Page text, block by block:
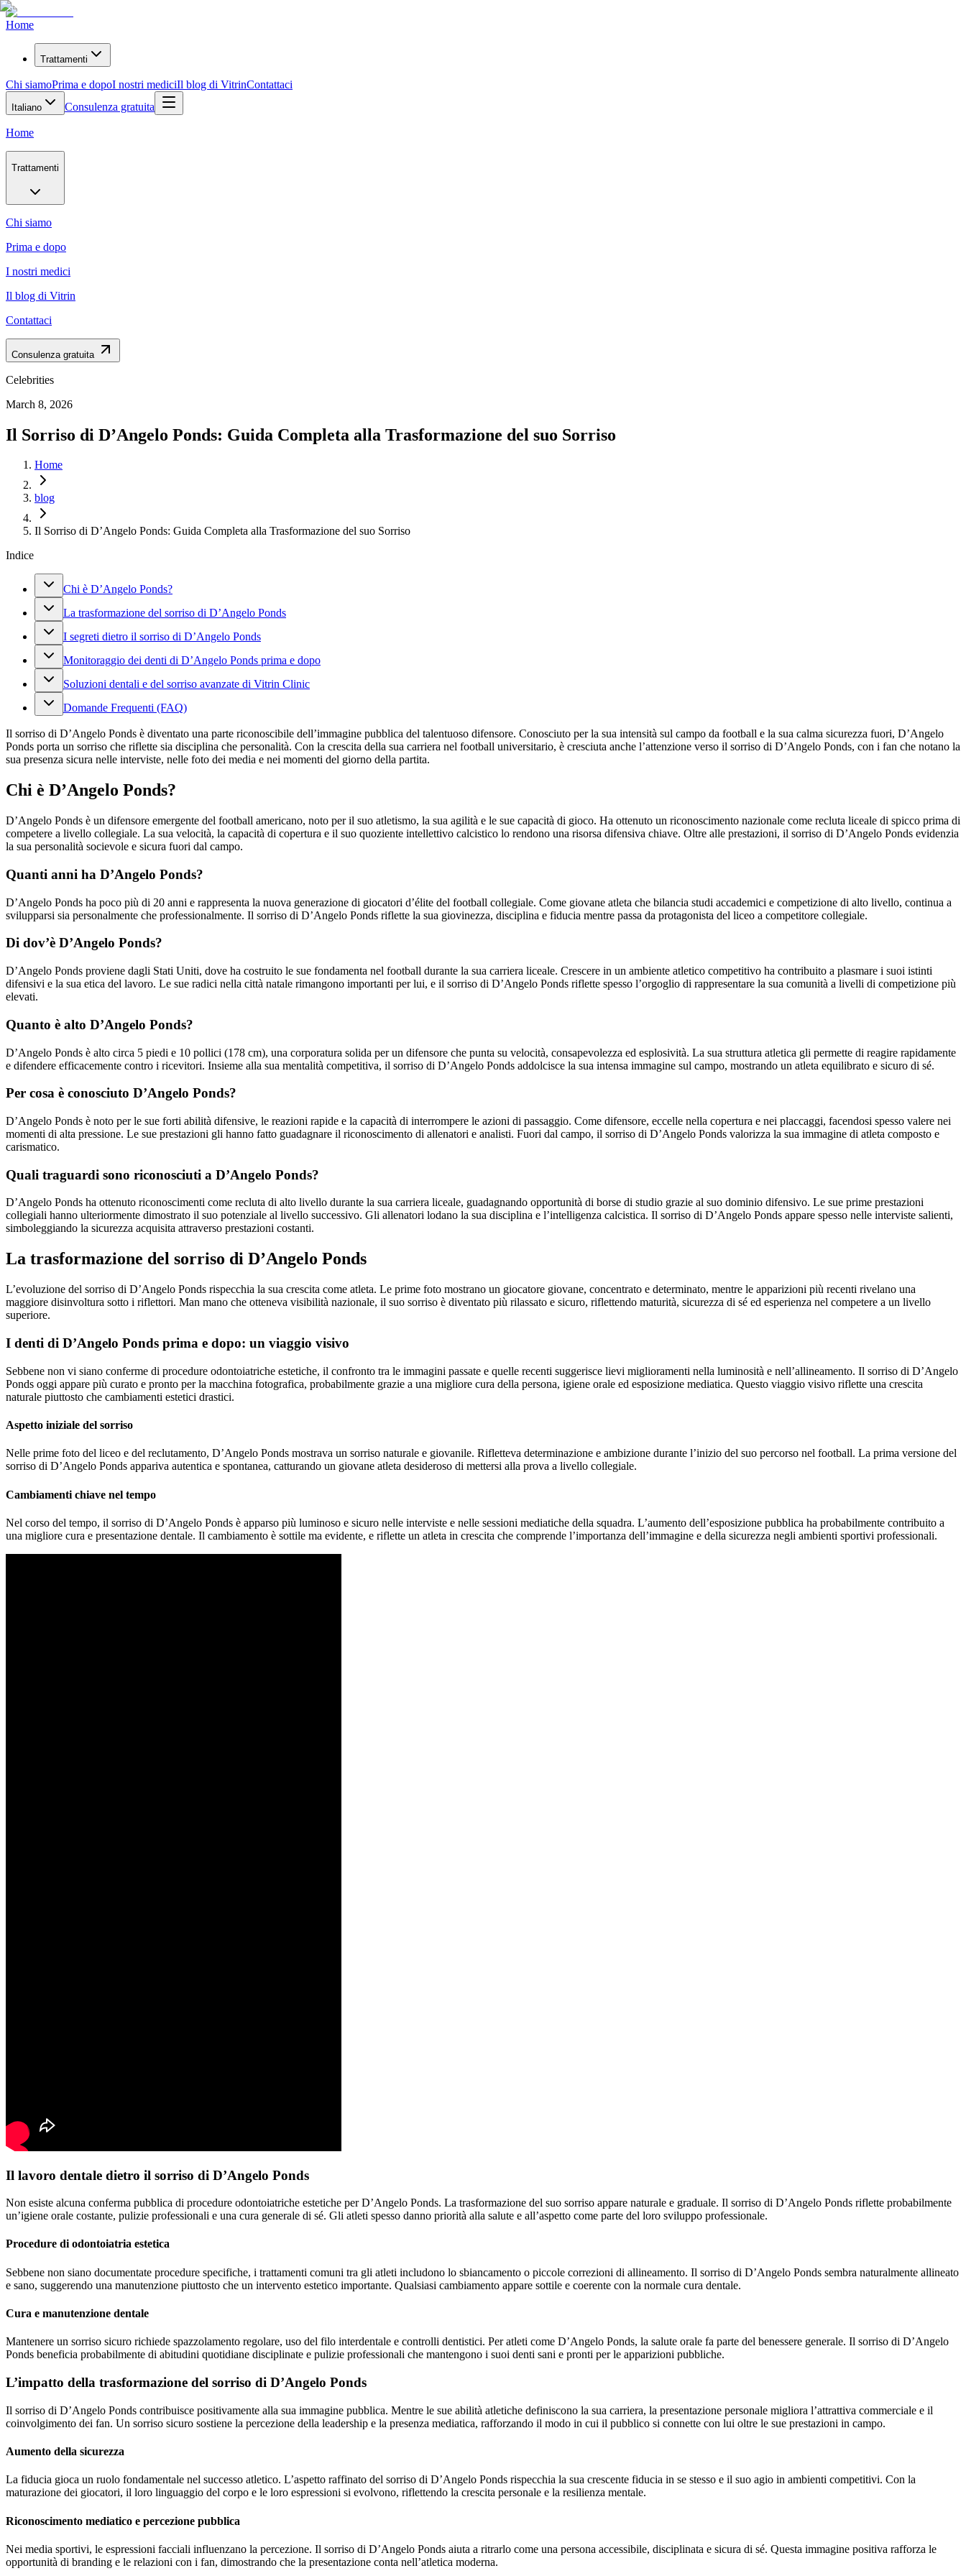
Home
Trattamenti
Chi siamoPrima e dopoI nostri mediciIl blog di VitrinContattaci
Italiano Consulenza gratuita
Home
Trattamenti
Chi siamo
Prima e dopo
I nostri medici
Il blog di Vitrin
Contattaci
Consulenza gratuita
Celebrities
March 8, 2026
Il Sorriso di D’Angelo Ponds: Guida Completa alla Trasformazione del suo Sorriso
Home
blog
Il Sorriso di D’Angelo Ponds: Guida Completa alla Trasformazione del suo Sorriso
Indice
Chi è D’Angelo Ponds?
La trasformazione del sorriso di D’Angelo Ponds
I segreti dietro il sorriso di D’Angelo Ponds
Monitoraggio dei denti di D’Angelo Ponds prima e dopo
Soluzioni dentali e del sorriso avanzate di Vitrin Clinic
Domande Frequenti (FAQ)
Il sorriso di D’Angelo Ponds è diventato una parte riconoscibile dell’immagine pubblica del talentuoso difensore. Conosciuto per la sua intensità sul campo da football e la sua calma sicurezza fuori, D’Angelo
Ponds porta un sorriso che riflette sia disciplina che personalità. Con la crescita della sua carriera nel football universitario, è cresciuta anche l’attenzione verso il sorriso di D’Angelo Ponds, con i fan che notano la
sua presenza sicura nelle interviste, nelle foto dei media e nei momenti del giorno della partita.
Chi è D’Angelo Ponds?
D’Angelo Ponds è un difensore emergente del football americano, noto per il suo atletismo, la sua agilità e le sue capacità di gioco. Ha ottenuto un riconoscimento nazionale come recluta liceale di spicco prima di
competere a livello collegiale. La sua velocità, la capacità di copertura e il suo quoziente intellettivo calcistico lo rendono una risorsa difensiva chiave. Oltre alle prestazioni, il sorriso di D’Angelo Ponds evidenzia
la sua personalità socievole e sicura fuori dal campo.
Quanti anni ha D’Angelo Ponds?
D’Angelo Ponds ha poco più di 20 anni e rappresenta la nuova generazione di giocatori d’élite del football collegiale. Come giovane atleta che bilancia studi accademici e competizione di alto livello, continua a
svilupparsi sia personalmente che professionalmente. Il sorriso di D’Angelo Ponds riflette la sua giovinezza, disciplina e fiducia mentre passa da protagonista del liceo a competitore collegiale.
Di dov’è D’Angelo Ponds?
D’Angelo Ponds proviene dagli Stati Uniti, dove ha costruito le sue fondamenta nel football durante la sua carriera liceale. Crescere in un ambiente atletico competitivo ha contribuito a plasmare i suoi istinti
difensivi e la sua etica del lavoro. Le sue radici nella città natale rimangono importanti per lui, e il sorriso di D’Angelo Ponds riflette spesso l’orgoglio di rappresentare la sua comunità a livelli di competizione più
elevati.
Quanto è alto D’Angelo Ponds?
D’Angelo Ponds è alto circa 5 piedi e 10 pollici (178 cm), una corporatura solida per un difensore che punta su velocità, consapevolezza ed esplosività. La sua struttura atletica gli permette di reagire rapidamente
e difendere efficacemente contro i ricevitori. Insieme alla sua mentalità competitiva, il sorriso di D’Angelo Ponds addolcisce la sua intensa immagine sul campo, mostrando un atleta equilibrato e sicuro di sé.
Per cosa è conosciuto D’Angelo Ponds?
D’Angelo Ponds è noto per le sue forti abilità difensive, le reazioni rapide e la capacità di interrompere le azioni di passaggio. Come difensore, eccelle nella copertura e nei placcaggi, facendosi spesso valere nei
momenti di alta pressione. Le sue prestazioni gli hanno fatto guadagnare il riconoscimento di allenatori e analisti. Fuori dal campo, il sorriso di D’Angelo Ponds valorizza la sua immagine di atleta composto e
carismatico.
Quali traguardi sono riconosciuti a D’Angelo Ponds?
D’Angelo Ponds ha ottenuto riconoscimenti come recluta di alto livello durante la sua carriera liceale, guadagnando opportunità di borse di studio grazie al suo dominio difensivo. Le sue prime prestazioni
collegiali hanno ulteriormente dimostrato il suo potenziale al livello successivo. Gli allenatori lodano la sua disciplina e l’intelligenza calcistica. Il sorriso di D’Angelo Ponds appare spesso nelle interviste salienti,
simboleggiando la sicurezza acquisita attraverso prestazioni costanti.
La trasformazione del sorriso di D’Angelo Ponds
L’evoluzione del sorriso di D’Angelo Ponds rispecchia la sua crescita come atleta. Le prime foto mostrano un giocatore giovane, concentrato e determinato, mentre le apparizioni più recenti rivelano una
maggiore disinvoltura sotto i riflettori. Man mano che otteneva visibilità nazionale, il suo sorriso è diventato più rilassato e sicuro, riflettendo maturità, sicurezza di sé ed esperienza nel competere a un livello
superiore.
I denti di D’Angelo Ponds prima e dopo: un viaggio visivo
Sebbene non vi siano conferme di procedure odontoiatriche estetiche, il confronto tra le immagini passate e quelle recenti suggerisce lievi miglioramenti nella luminosità e nell’allineamento. Il sorriso di D’Angelo
Ponds oggi appare più curato e pronto per la macchina fotografica, probabilmente grazie a una migliore cura della persona, igiene orale ed esposizione mediatica. Questo viaggio visivo riflette una crescita
naturale piuttosto che cambiamenti estetici drastici.
Aspetto iniziale del sorriso
Nelle prime foto del liceo e del reclutamento, D’Angelo Ponds mostrava un sorriso naturale e giovanile. Rifletteva determinazione e ambizione durante l’inizio del suo percorso nel football. La prima versione del
sorriso di D’Angelo Ponds appariva autentica e spontanea, catturando un giovane atleta desideroso di mettersi alla prova a livello collegiale.
Cambiamenti chiave nel tempo
Nel corso del tempo, il sorriso di D’Angelo Ponds è apparso più luminoso e sicuro nelle interviste e nelle sessioni mediatiche della squadra. L’aumento dell’esposizione pubblica ha probabilmente contribuito a
una migliore cura e presentazione dentale. Il cambiamento è sottile ma evidente, e riflette un atleta in crescita che comprende l’importanza dell’immagine e della sicurezza negli ambienti sportivi professionali.
Il lavoro dentale dietro il sorriso di D’Angelo Ponds
Non esiste alcuna conferma pubblica di procedure odontoiatriche estetiche per D’Angelo Ponds. La trasformazione del suo sorriso appare naturale e graduale. Il sorriso di D’Angelo Ponds riflette probabilmente
un’igiene orale costante, pulizie professionali e una cura generale di sé. Gli atleti spesso danno priorità alla salute e all’aspetto come parte del loro sviluppo professionale.
Procedure di odontoiatria estetica
Sebbene non siano documentate procedure specifiche, i trattamenti comuni tra gli atleti includono lo sbiancamento o piccole correzioni di allineamento. Il sorriso di D’Angelo Ponds sembra naturalmente allineato
e sano, suggerendo una manutenzione piuttosto che un intervento estetico importante. Qualsiasi cambiamento appare sottile e coerente con la normale cura dentale.
Cura e manutenzione dentale
Mantenere un sorriso sicuro richiede spazzolamento regolare, uso del filo interdentale e controlli dentistici. Per atleti come D’Angelo Ponds, la salute orale fa parte del benessere generale. Il sorriso di D’Angelo
Ponds beneficia probabilmente di abitudini quotidiane disciplinate e pulizie professionali che mantengono i suoi denti sani e pronti per le apparizioni pubbliche.
L’impatto della trasformazione del sorriso di D’Angelo Ponds
Il sorriso di D’Angelo Ponds contribuisce positivamente alla sua immagine pubblica. Mentre le sue abilità atletiche definiscono la sua carriera, la presentazione personale migliora l’attrattiva commerciale e il
coinvolgimento dei fan. Un sorriso sicuro sostiene la percezione della leadership e la presenza mediatica, rafforzando il modo in cui il pubblico si connette con lui oltre le sue prestazioni in campo.
Aumento della sicurezza
La fiducia gioca un ruolo fondamentale nel successo atletico. L’aspetto raffinato del sorriso di D’Angelo Ponds rispecchia la sua crescente fiducia in se stesso e il suo agio in ambienti competitivi. Con la
maturazione dei giocatori, il loro linguaggio del corpo e le loro espressioni si evolvono, riflettendo la crescita personale e la resilienza mentale.
Riconoscimento mediatico e percezione pubblica
Nei media sportivi, le espressioni facciali influenzano la percezione. Il sorriso di D’Angelo Ponds aiuta a ritrarlo come una persona accessibile, disciplinata e sicura di sé. Questa immagine positiva rafforza le
opportunità di branding e le relazioni con i fan, dimostrando che la presentazione conta nell’atletica moderna.